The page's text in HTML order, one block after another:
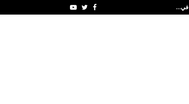
في… Facebook
Twitter
Youtube